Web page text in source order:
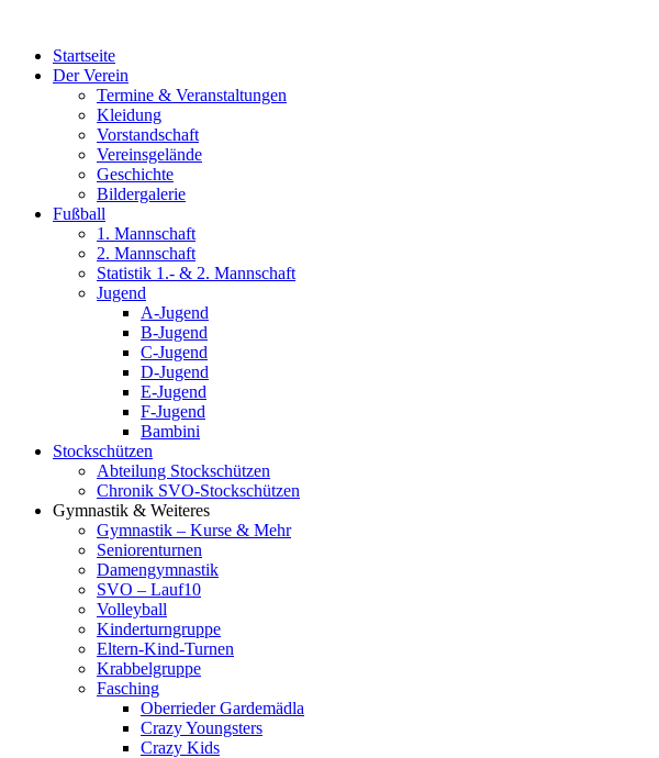
wechselnStartseite
Der Verein
Termine & Veranstaltungen
Kleidung
Vorstandschaft
Vereinsgelände
Geschichte
Bildergalerie
Fußball
1. Mannschaft
2. Mannschaft
Statistik 1.- & 2. Mannschaft
Jugend
A-Jugend
B-Jugend
C-Jugend
D-Jugend
E-Jugend
F-Jugend
Bambini
Stockschützen
Abteilung Stockschützen
Chronik SVO-Stockschützen
Gymnastik & Weiteres
Gymnastik – Kurse & Mehr
Seniorenturnen
Damengymnastik
SVO – Lauf10
Volleyball
Kinderturngruppe
Eltern-Kind-Turnen
Krabbelgruppe
Fasching
Oberrieder Gardemädla
Crazy Youngsters
Crazy Kids